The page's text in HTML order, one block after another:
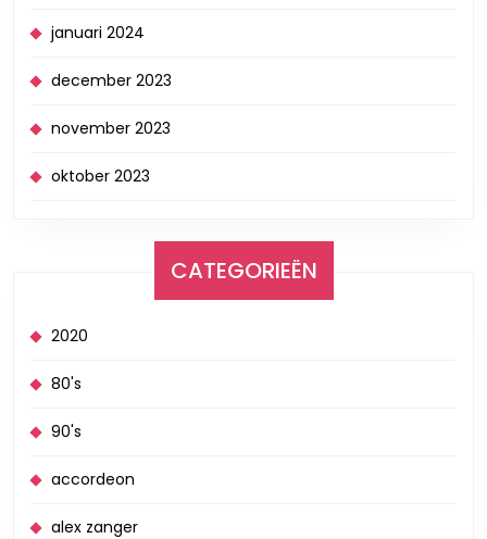
januari 2024
december 2023
november 2023
oktober 2023
CATEGORIEËN
2020
80's
90's
accordeon
alex zanger